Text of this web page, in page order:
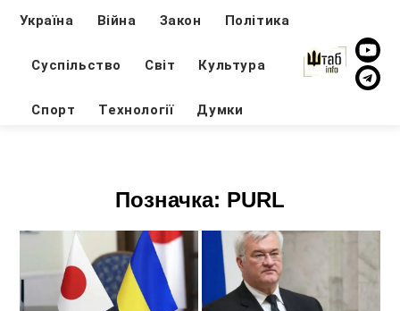
Україна Війна Закон Політика
Суспільство Світ Культура
Спорт Технології Думки
Позначка: PURL